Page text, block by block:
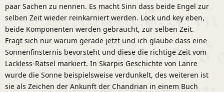
paar Sachen zu nennen. Es macht Sinn dass beide Engel zur
selben Zeit wieder reinkarniert werden. Lock und key eben,
beide Komponenten werden gebraucht, zur selben Zeit.
Fragt sich nur warum gerade jetzt und ich glaube dass eine
Sonnenfinsternis bevorsteht und diese die richtige Zeit vom
Lackless-Rätsel markiert. In Skarpis Geschichte von Lanre
wurde die Sonne beispielsweise verdunkelt, des weiteren ist
sie als Zeichen der Ankunft der Chandrian in einem Buch